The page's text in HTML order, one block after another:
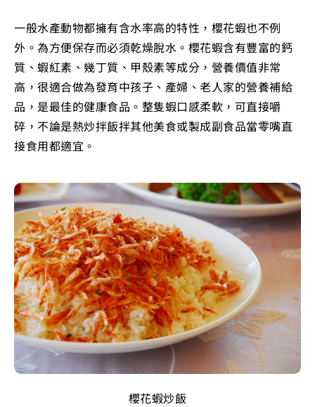
一般水產動物都擁有含水率高的特性，櫻花蝦也不例
外。為方便保存而必須乾燥脫水。櫻花蝦含有豐富的鈣
質、蝦紅素、幾丁質、甲殼素等成分，營養價值非常
高，很適合做為發育中孩子、產婦、老人家的營養補給
品，是最佳的健康食品。整隻蝦口感柔軟，可直接嚼
碎，不論是熱炒拌飯拌其他美食或製成副食品當零嘴直
接食用都適宜。
櫻花蝦炒飯